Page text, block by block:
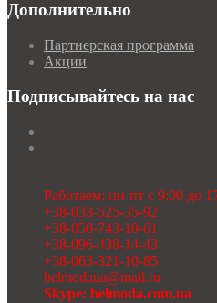
Дополнительно
Партнерская программа
Акции
Подписывайтесь на нас
Работаем: пн-пт с 9:00 до
+38-033-525-35-92
+38-050-743-10-61
+38-096-438-14-43
+38-063-321-10-85
belmodaua@mail.ru
Skype: belmoda.com.ua